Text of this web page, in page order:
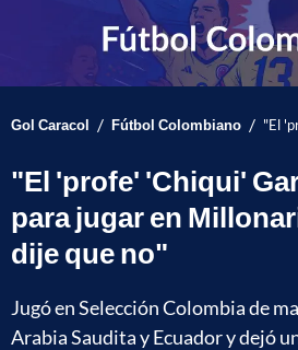
Gol Caracol / Fútbol Colombiano / "El
"El 'profe' 'Chiqui'
para jugar en
dije que no"
Jugó en Selección Colombia de
Arabia Saudita y Ecuador y dejó